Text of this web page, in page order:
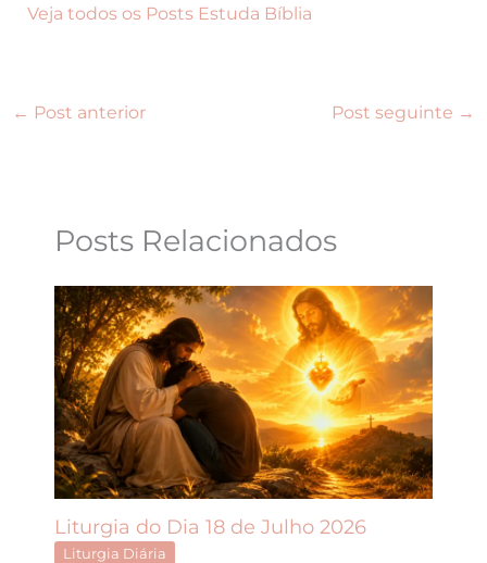
Veja todos os Posts Estuda Bíblia
← Post anterior Post seguinte →
Posts Relacionados
Liturgia do Dia 18 de Julho 2026
Liturgia Diária